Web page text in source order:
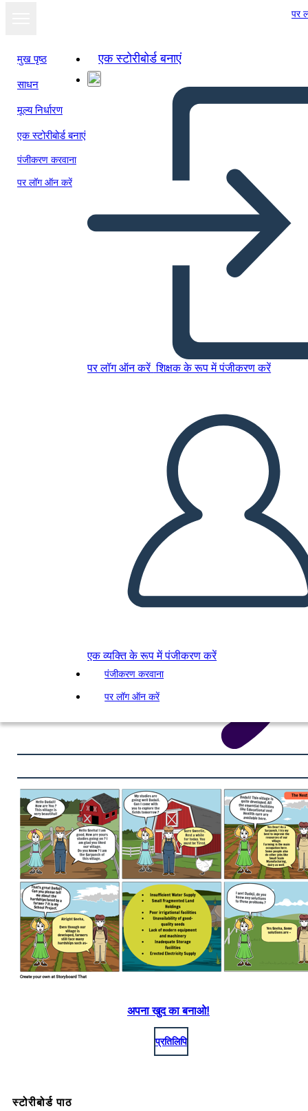
पर
मुख पृष्ठ
साधन
मूल्य निर्धारण
एक स्टोरीबोर्ड बनाएं
पंजीकरण करवाना
पर लॉग ऑन करें
एक स्टोरीबोर्ड बनाएं
पर लॉग ऑन करें शिक्षक के रूप में पंजीकरण करें
एक व्यक्ति के रूप में पंजीकरण करें
पंजीकरण करवाना
पर लॉग ऑन करें
strip illustrating key concept
स्लाइड शो चलाएं
मुझे पढ़कर सुनाओ
स्लाइड शो के रूप में
देखें
अपना खुद का बनाओ!
प्रतिलिपि
स्टोरीबोर्ड पाठ